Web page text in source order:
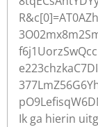
Ik ga hierin